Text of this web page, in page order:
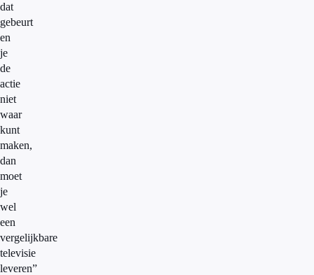
dat
gebeurt
en
je
de
actie
niet
waar
kunt
maken,
dan
moet
je
wel
een
vergelijkbare
televisie
leveren”